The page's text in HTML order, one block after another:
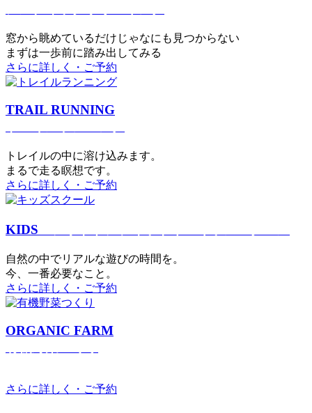
窓から眺めているだけじゃなにも見つからない
まずは一歩前に踏み出してみる
さらに詳しく・ご予約
TRAIL RUNNING
トレイルの中に溶け込みます。
まるで⾛る瞑想です。
さらに詳しく・ご予約
KIDS
⾃然の中でリアルな遊びの時間を。
今、⼀番必要なこと。
さらに詳しく・ご予約
ORGANIC FARM
さらに詳しく・ご予約